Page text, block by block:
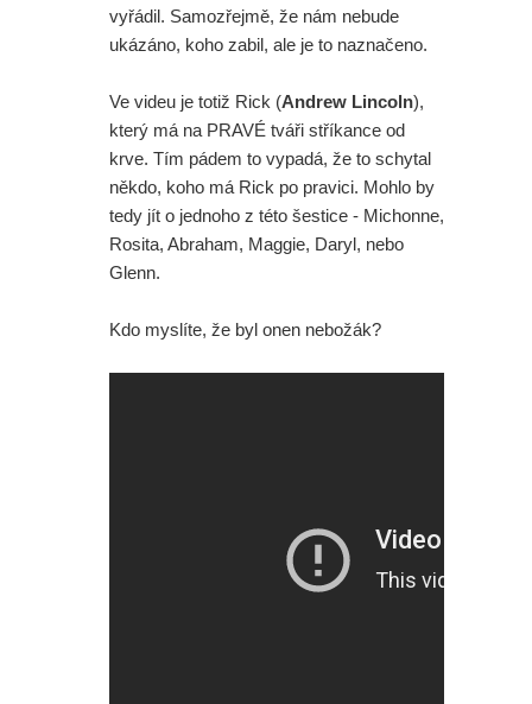
vyřádil. Samozřejmě, že nám nebude
ukázáno, koho zabil, ale je to naznačeno.
Ve videu je totiž Rick (Andrew Lincoln),
který má na PRAVÉ tváři stříkance od
krve. Tím pádem to vypadá, že to schytal
někdo, koho má Rick po pravici. Mohlo by
tedy jít o jednoho z této šestice - Michonne,
Rosita, Abraham, Maggie, Daryl, nebo
Glenn.
Kdo myslíte, že byl onen nebožák?